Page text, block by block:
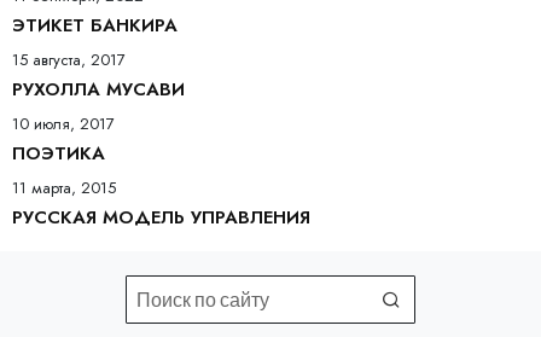
ЭТИКЕТ БАНКИРА
15 августа, 2017
РУХОЛЛА МУСАВИ
10 июля, 2017
ПОЭТИКА
11 марта, 2015
РУССКАЯ МОДЕЛЬ УПРАВЛЕНИЯ